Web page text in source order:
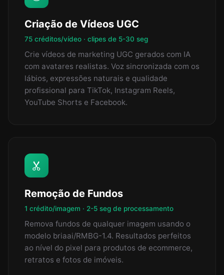
Criação de Vídeos UGC
75 créditos/vídeo · clipes de 5-30 seg
Crie vídeos de marketing UGC gerados com IA
com avatares realistas. Voz sincronizada com os
lábios, expressões naturais e qualidade
profissional para TikTok, Instagram Reels,
YouTube Shorts e Facebook.
Remoção de Fundos
1 crédito/imagem · 2-5 seg de processamento
Remova fundos de qualquer imagem usando o
modelo briaai/RMBG-1.4. Resultados perfeitos
ao nível do pixel para produtos de ecommerce,
retratos e fotos de imóveis.